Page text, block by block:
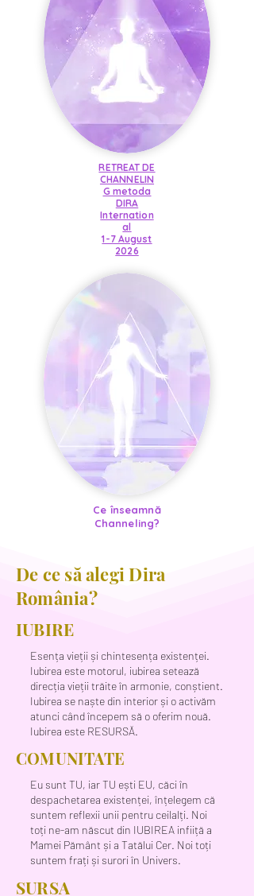
RETREAT DE
CHANNELIN
G metoda
DIRA
Internation
al
1-7 August
2026
Ce înseamnă
Channeling?
De ce să alegi Dira
România?
IUBIRE
Esența vieții și chintesența existenței.
Iubirea este motorul, iubirea setează
direcția vieții trăite în armonie, conștient.
Iubirea se naște din interior și o activăm
atunci când începem să o oferim nouă.
Iubirea este RESURSĂ.
COMUNITATE
Eu sunt TU, iar TU ești EU, căci în
despachetarea existenței, înțelegem că
suntem reflexii unii pentru ceilalți. Noi
toți ne-am născut din IUBIREA infiiță a
Mamei Pământ și a Tatălui Cer. Noi toți
suntem frați și surori în Univers.
SURSA